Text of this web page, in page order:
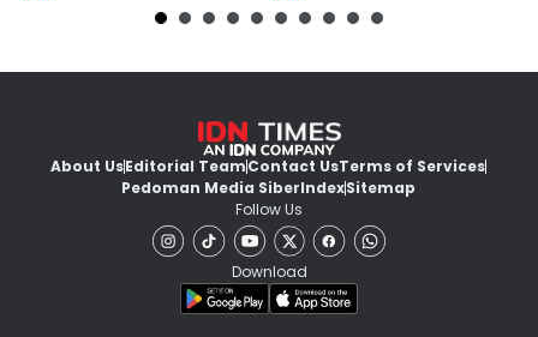
About UsEditorial TeamContact UsTerms of Services
Pedoman Media SiberIndexSitemap
Follow Us
Download